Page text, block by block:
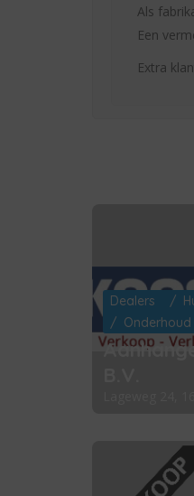
Als
Een
Extra
Dealers
Onderhoud